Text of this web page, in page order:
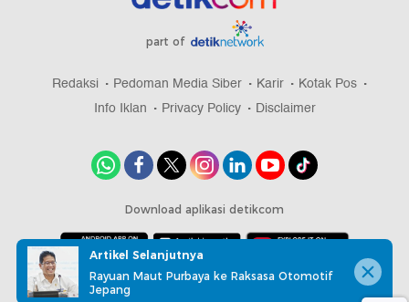
part of
Redaksi Pedoman Media Siber Karir
Kotak Pos
Info Iklan
Privacy Policy Disclaimer
Download aplikasi detikcom
Copyright @ 2026 detikcom, All right reserved
Artikel Selanjutnya
Rayuan Maut Purbaya ke Raksasa Otomotif
Jepang